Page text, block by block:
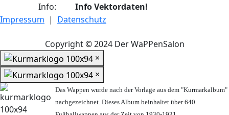
Info:
Info Vektordaten!
Impressum | Datenschutz
Copyright © 2024 Der WaPPenSalon
×
×
Das Wappen wurde nach der Vorlage aus dem "Kurmarkalbum"
nachgezeichnet. Dieses Album beinhaltet über 640